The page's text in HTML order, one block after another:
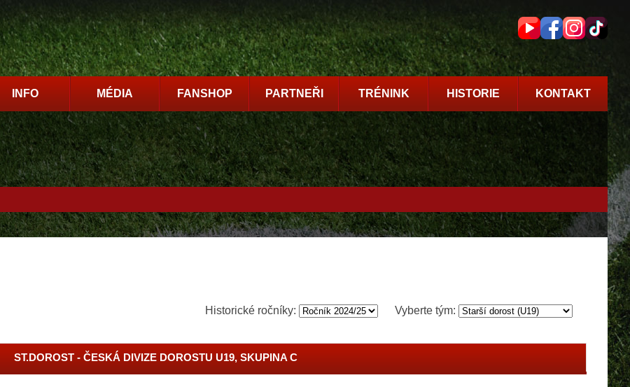
INFO MÉDIA FANSHOP PARTNEŘI TRÉNINK HISTORIE KONTAKT
Historické ročníky: Vyberte tým:
ST.DOROST - ČESKÁ DIVIZE DOROSTU U19, SKUPINA C